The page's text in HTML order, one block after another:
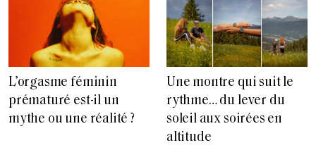
L’orgasme féminin
prématuré est-il un
mythe ou une réalité ?
Une montre qui suit le
rythme… du lever du
soleil aux soirées en
altitude